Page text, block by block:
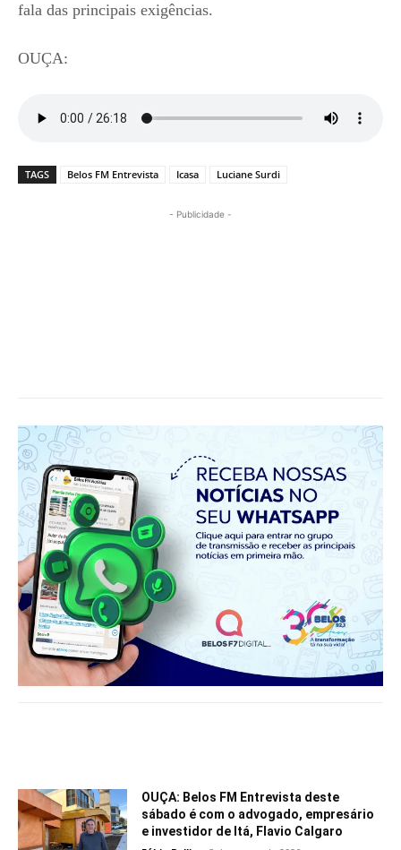
fala das principais exigências.
OUÇA:
TAGS Belos FM Entrevista Icasa Luciane Surdi
- Publicidade -
OUÇA: Belos FM Entrevista deste
sábado é com o advogado, empresário
e investidor de Itá, Flavio Calgaro